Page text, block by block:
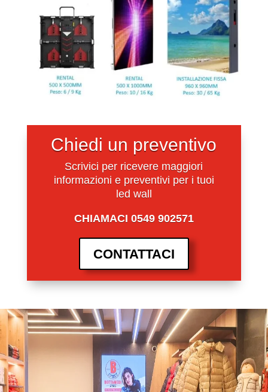
Chiedi un preventivo
Scrivici per ricevere maggiori
informazioni e preventivi per i tuoi
led wall
CHIAMACI 0549 902571
CONTATTACI